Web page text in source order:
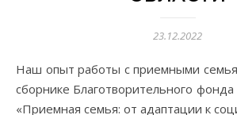
23.12.2022
Наш опыт работы с приемными семьями опубликован в
сборнике Благотворительного фонда
«Приемная семья: от адаптации к